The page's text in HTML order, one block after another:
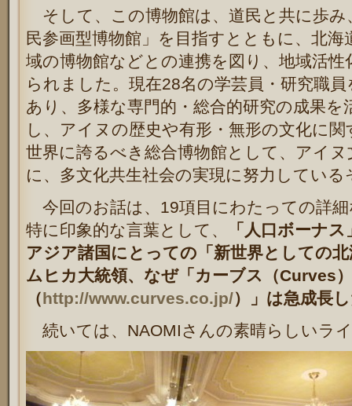
そして、この博物館は、道民と共に歩み
民参画型博物館」を目指すとともに、北
域の博物館などとの連携を図り、地域活
られました。現在28名の学芸員・研究職
あり、多様な専門的・総合的研究の成果
し、アイヌの歴史や有形・無形の文化に
世界に誇るべき総合博物館として、アイ
に、多文化共生社会の実現に努力している
今回のお話は、19項目にわたっての詳
特に印象的な言葉として、
「人口ボーナ
アジア諸国にとっての「新世界としての
ムヒカ大統領、なぜ「カーブス（Curves）
（http://www.curves.co.jp/）」は急成長
続いては、NAOMIさんの素晴らしいラ